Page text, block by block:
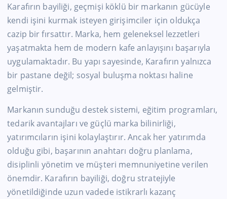
Karafırın bayiliği, geçmişi köklü bir markanın gücüyle
kendi işini kurmak isteyen girişimciler için oldukça
cazip bir fırsattır. Marka, hem geleneksel lezzetleri
yaşatmakta hem de modern kafe anlayışını başarıyla
uygulamaktadır. Bu yapı sayesinde, Karafırın yalnızca
bir pastane değil; sosyal buluşma noktası haline
gelmiştir.
Markanın sunduğu destek sistemi, eğitim programları,
tedarik avantajları ve güçlü marka bilinirliği,
yatırımcıların işini kolaylaştırır. Ancak her yatırımda
olduğu gibi, başarının anahtarı doğru planlama,
disiplinli yönetim ve müşteri memnuniyetine verilen
önemdir. Karafırın bayiliği, doğru stratejiyle
yönetildiğinde uzun vadede istikrarlı kazanç